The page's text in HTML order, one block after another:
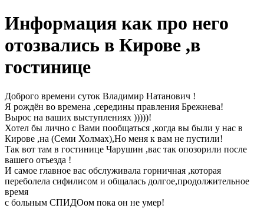
Информация как про него
отозвались в Кирове ,в
гостинице
Доброго времени суток Владимир Натанович !
Я рождён во времена ,середины правления Брежнева!
Вырос на ваших выступлениях )))))!
Хотел бы лично с Вами пообщаться ,когда вы были у нас в
Кирове ,на (Семи Холмах),Но меня к вам не пустили!
Так вот там в гостинице Чарушин ,вас так опозорили после
вашего отъезда !
И самое главное вас обслуживала горничная ,которая
переболела сифилисом и общалась долгое,продолжительное
время
с больным СПИДОом пока он не умер!